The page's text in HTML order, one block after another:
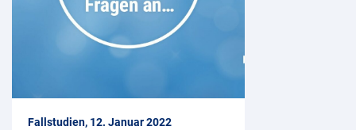
Fallstudien, 12. Januar 2022